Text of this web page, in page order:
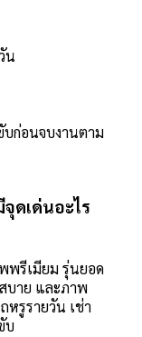
น
ก่อนจบงานตาม
ดเด่นอะไร
รีเมียม รุ่นยอด
บาย และภาพ
หรูรายวัน เช่า
บ